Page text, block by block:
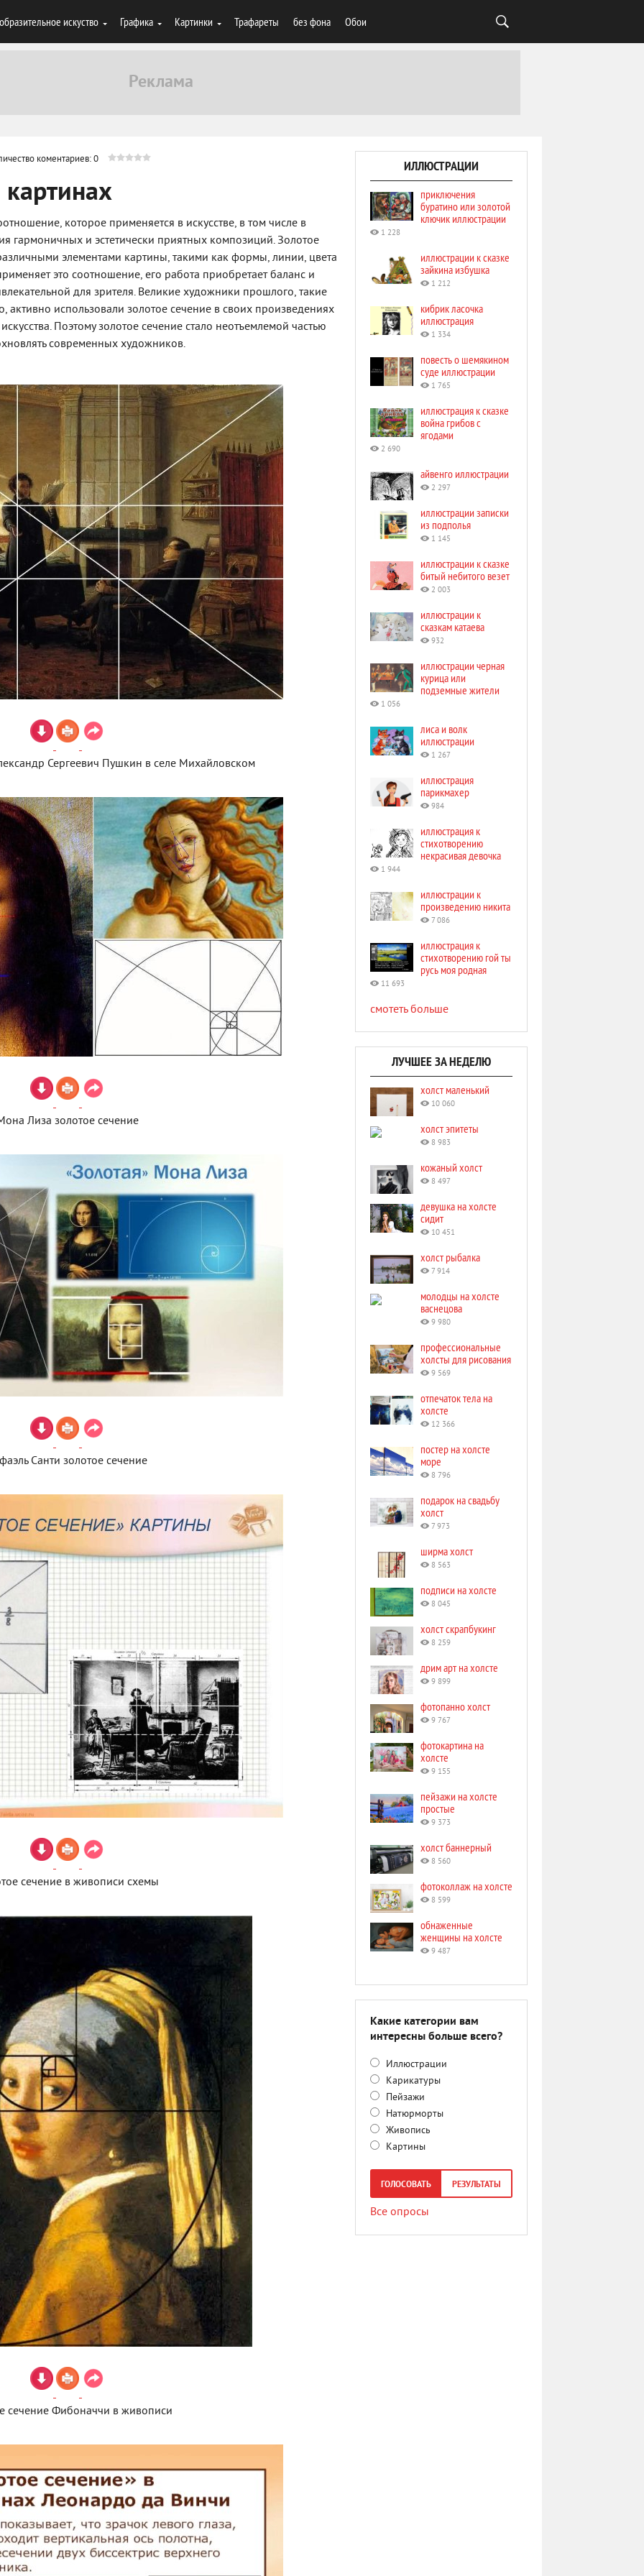
искуство Графика Картинки Трафареты без фона Обои
коментариев: 0
которое применяется в искусстве, в том числе в
гармоничных и эстетически приятных композиций. Золотое
элементами картины, такими как формы, линии, цвета
это соотношение, его работа приобретает баланс и
для зрителя. Великие художники прошлого, такие
использовали золотое сечение в своих произведениях
Поэтому золотое сечение стало неотъемлемой частью
современных художников.
Сергеевич Пушкин в селе Михайловском
Лиза золотое сечение
Санти золотое сечение
сечение в живописи схемы
сечение Фибоначчи в живописи
ИЛЛЮСТРАЦИИ
приключения
буратино или золотой
ключик иллюстрации
1 228
иллюстрации к сказке
зайкина избушка
1 212
кибрик ласочка
иллюстрация
1 334
повесть о шемякином
суде иллюстрации
1 765
иллюстрация к сказке
война грибов с
ягодами
2 690
айвенго иллюстрации
2 297
иллюстрации записки
из подполья
1 145
иллюстрации к сказке
битый небитого везет
2 003
иллюстрации к
сказкам катаева
932
иллюстрации черная
курица или
подземные жители
1 056
лиса и волк
иллюстрации
1 267
иллюстрация
парикмахер
984
иллюстрация к
стихотворению
некрасивая девочка
1 944
иллюстрации к
произведению никита
7 086
иллюстрация к
стихотворению гой ты
русь моя родная
11 693
смотеть больше
ЛУЧШЕЕ ЗА НЕДЕЛЮ
холст маленький
10 060
холст эпитеты
8 983
кожаный холст
8 497
девушка на холсте
сидит
10 451
холст рыбалка
7 914
молодцы на холсте
васнецова
9 980
профессиональные
холсты для рисования
9 569
отпечаток тела на
холсте
12 366
постер на холсте
море
8 796
подарок на свадьбу
холст
7 973
ширма холст
8 563
подписи на холсте
8 045
холст скрапбукинг
8 259
дрим арт на холсте
9 899
фотопанно холст
9 767
фотокартина на
холсте
9 155
пейзажи на холсте
простые
9 373
холст баннерный
8 560
фотоколлаж на холсте
8 599
обнаженные
женщины на холсте
9 487
Какие категории вам
интересны больше всего?
Иллюстрации
Карикатуры
Пейзажи
Натюрморты
Живопись
Картины
ГОЛОСОВАТЬ РЕЗУЛЬТАТЫ
Все опросы